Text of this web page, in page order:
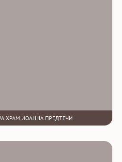
ХРАМ ИОАННА ПРЕДТЕЧИ